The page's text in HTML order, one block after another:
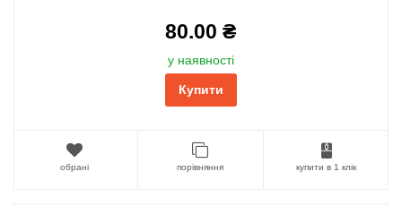
80.00 ₴
у наявності
Купити
обрані порівняння купити в 1 клік